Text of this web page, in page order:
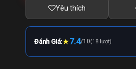
Yêu thích
Đánh Giá:★7.4/10(18 lượt)